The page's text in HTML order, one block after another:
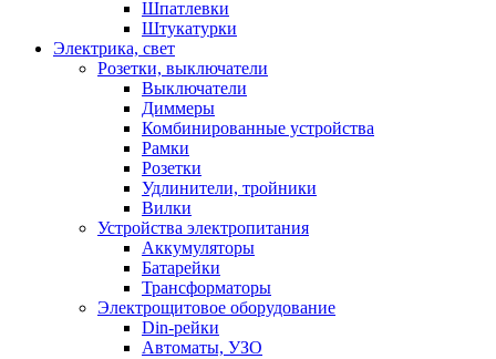
Шпатлевки
Штукатурки
Электрика, свет
Розетки, выключатели
Выключатели
Диммеры
Комбинированные устройства
Рамки
Розетки
Удлинители, тройники
Вилки
Устройства электропитания
Аккумуляторы
Батарейки
Трансформаторы
Электрощитовое оборудование
Din-рейки
Автоматы, УЗО